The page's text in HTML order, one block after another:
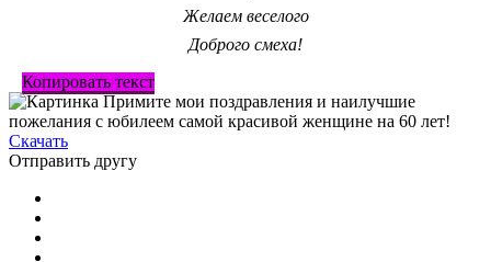
Желаем веселого
Доброго смеха!
Копировать текст
Скачать
Отправить другу